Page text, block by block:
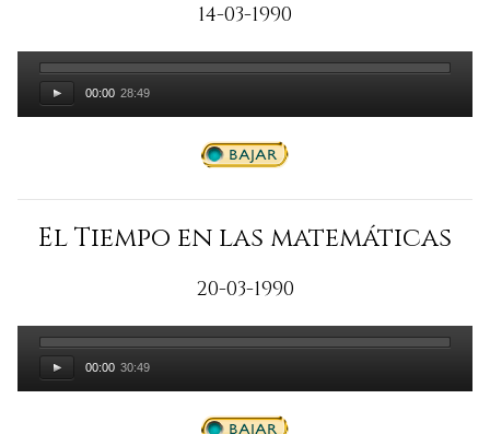
14-03-1990
00:00 28:49
El Tiempo en las matemáticas
20-03-1990
00:00 30:49